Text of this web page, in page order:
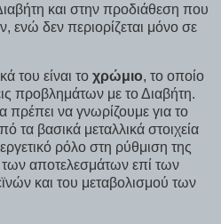
και στην προδιάθεση που
ενώ δεν περιορίζεται μόνο σε
του είναι το χρώμιο, το οποίο
προβλημάτων με το Διαβήτη.
να γνωρίζουμε για το
τα βασικά μεταλλικά στοιχεία
ρόλο στη ρύθμιση της
των αποτελεσμάτων επί των
και του μεταβολισμού των